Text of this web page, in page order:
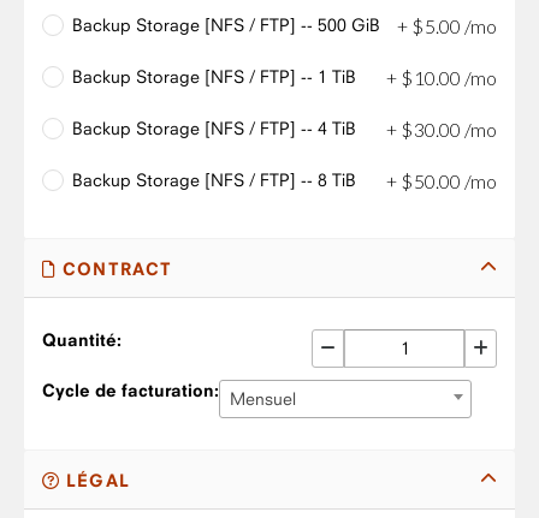
Backup Storage [NFS / FTP] -- 500 GiB + $5.00 /mo
Backup Storage [NFS / FTP] -- 1 TiB + $ 10 00 /mo
Backup Storage [NFS / FTP] -- 4 TiB + $30 00 /mo
Backup Storage [NFS / FTP] -- 8 TiB + $50 00 /mo
CONTRACT
Quantité:
Cycle de facturation: Mensuel
LÉGAL